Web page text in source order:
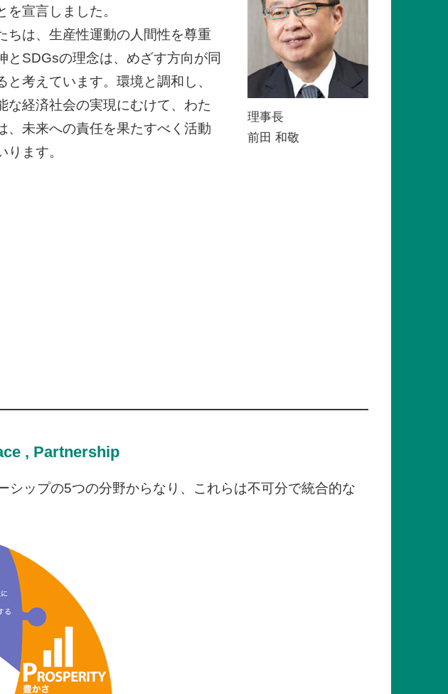
理事長
前田 和敬
を宣言しました。
ちは、生産性運動の人間性を尊重
とSDGsの理念は、めざす方向が同
と考えています。環境と調和し、
な経済社会の実現にむけて、わた
、未来への責任を果たすべく活動
ります。
, Partnership
ップの5つの分野からなり、これらは不可分で統合的な